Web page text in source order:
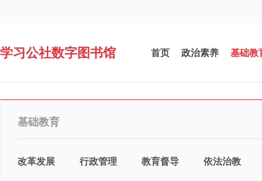
学习公社数字图书馆 首页 政治素养 基础教
基础教育
改革发展 行政管理 教育督导 依法治教